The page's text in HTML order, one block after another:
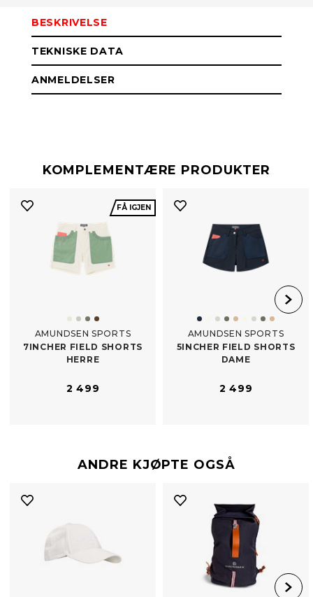
BESKRIVELSE
TEKNISKE DATA
ANMELDELSER
KOMPLEMENTÆRE PRODUKTER
FÅ IGJEN
AMUNDSEN SPORTS
7INCHER FIELD SHORTS
HERRE
2 499
AMUNDSEN SPORTS
5INCHER FIELD SHORTS
DAME
2 499
ANDRE KJØPTE OGSÅ